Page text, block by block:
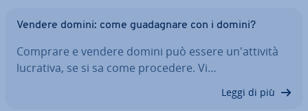
Vendere domini: come gua­da­gna­re con i domini?
Comprare e vendere domini può essere un'at­ti­vi­tà
lucrativa, se si sa come procedere. Vi…
Leggi di più